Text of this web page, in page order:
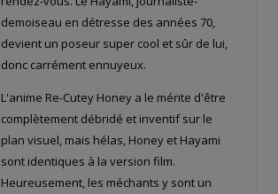
demoiseau en détresse des années 70,
devient un poseur super cool et sûr de lui,
donc carrément ennuyeux.
L'anime Re-Cutey Honey a le mérite d'être
complètement débridé et inventif sur le
plan visuel, mais hélas, Honey et Hayami
sont identiques à la version film.
Heureusement, les méchants y sont un